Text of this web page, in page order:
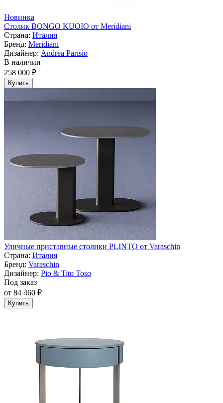
Новинка
Столик BONGO KUOIO от Meridiani
Страна: Италия
Бренд: Meridiani
Дизайнер: Andrea Parisio
В наличии
258 000 ₽
Купить
Уличные приставные столики PLINTO от Varaschin
Страна: Италия
Бренд: Varaschin
Дизайнер: Pio & Tito Toso
Под заказ
от 84 460 ₽
Купить